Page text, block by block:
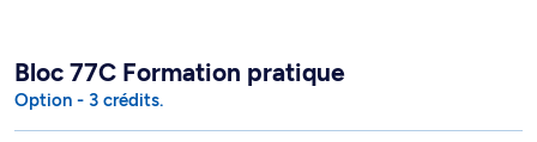
Bloc 77C Formation pratique
Option - 3 crédits.